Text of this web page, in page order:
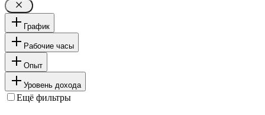
График
Рабочие часы
Опыт
Уровень дохода
Ещё фильтры